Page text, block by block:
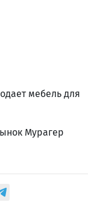
мебель для
Мурагер